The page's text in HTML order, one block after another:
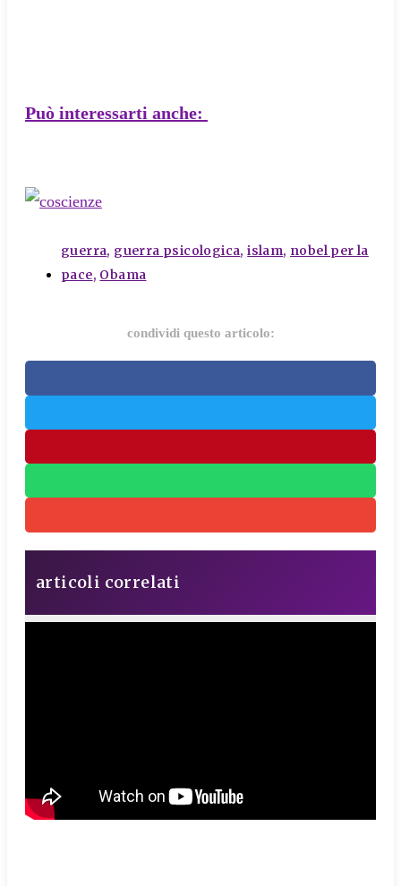
Può interessarti anche:
tags
guerra, guerra psicologica,islam, nobel per la
pace, Obama
condividi questo articolo:
articoli correlati